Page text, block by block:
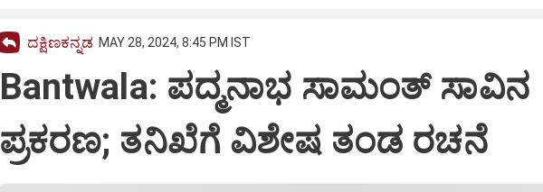
ದಕ್ಷಿಣಕನ್ನಡ MAY 28, 2024, 8:45 PM IST
Bantwala: ಪದ್ಮನಾಭ ಸಾಮಂತ್‌ ಸಾವಿನ
ಪ್ರಕರಣ; ತನಿಖೆಗೆ ವಿಶೇಷ ತಂಡ ರಚನೆ